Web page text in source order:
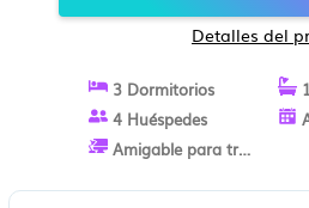
Detalles del
3 Dormitorios
4 Huéspedes
Amigable para trabajo